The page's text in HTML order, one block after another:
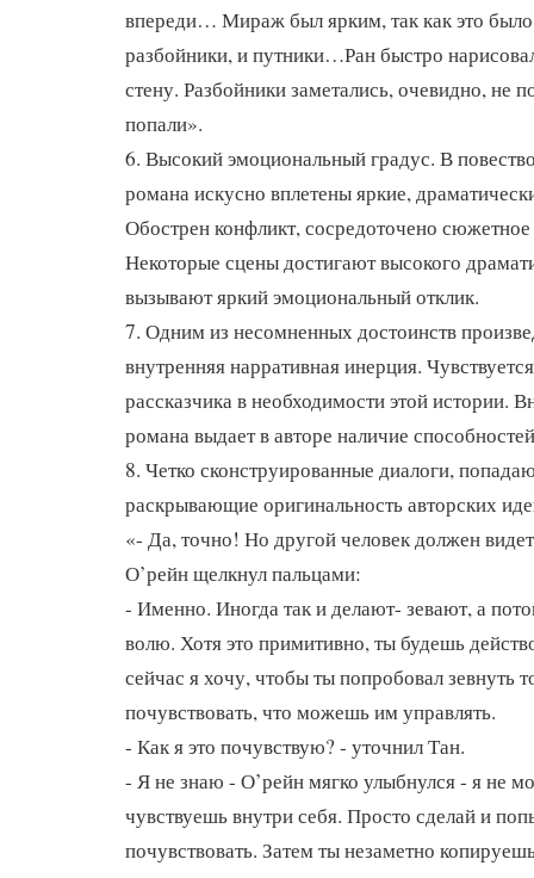
впереди… Мираж был ярким, так как это было
разбойники, и путники…Ран быстро
стену. Разбойники заметались, очевидно, не
попали».
6. Высокий эмоциональный градус. В
романа искусно вплетены яркие,
Обострен конфликт, сосредоточено
Некоторые сцены достигают высокого
вызывают яркий эмоциональный отклик.
7. Одним из несомненных достоинств
внутренняя нарративная инерция.
рассказчика в необходимости этой истории.
романа выдает в авторе наличие
8. Четко сконструированные диалоги,
раскрывающие оригинальность авторских
«- Да, точно! Но другой человек должен
О’рейн щелкнул пальцами:
- Именно. Иногда так и делают- зевают, а
волю. Хотя это примитивно, ты будешь
сейчас я хочу, чтобы ты попробовал зевнуть
почувствовать, что можешь им управлять.
- Как я это почувствую? - уточнил Тан.
- Я не знаю - О’рейн мягко улыбнулся - я не
чувствуешь внутри себя. Просто сделай и
почувствовать. Затем ты незаметно